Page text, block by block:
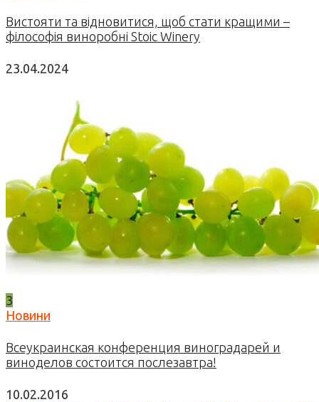
Вистояти та відновитися, щоб стати кращими –
філософія виноробні Stoic Winery
23.04.2024
3
Новини
Всеукраинская конференция виноградарей и
виноделов состоится послезавтра!
10.02.2016